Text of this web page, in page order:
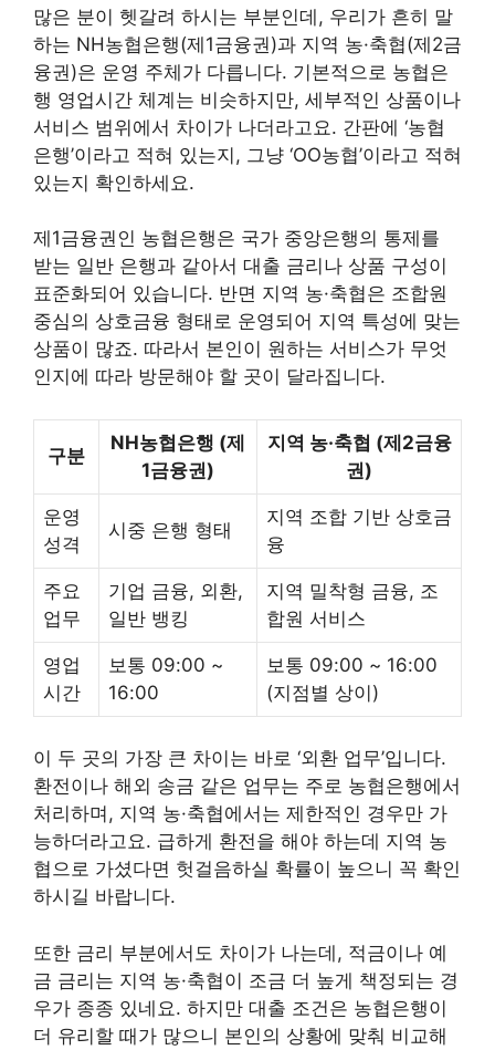
많은 분이 헷갈려 하시는 부분인데, 우리가 흔히 말
하는 NH농협은행(제1금융권)과 지역 농·축협(제2금
융권)은 운영 주체가 다릅니다. 기본적으로 농협은
행 영업시간 체계는 비슷하지만, 세부적인 상품이나
서비스 범위에서 차이가 나더라고요. 간판에 ‘농협
은행’이라고 적혀 있는지, 그냥 ‘OO농협’이라고 적혀
있는지 확인하세요.
제1금융권인 농협은행은 국가 중앙은행의 통제를
받는 일반 은행과 같아서 대출 금리나 상품 구성이
표준화되어 있습니다. 반면 지역 농·축협은 조합원
중심의 상호금융 형태로 운영되어 지역 특성에 맞는
상품이 많죠. 따라서 본인이 원하는 서비스가 무엇
인지에 따라 방문해야 할 곳이 달라집니다.
구분
NH농협은행 (제
1금융권)
지역 농·축협 (제2금융
권)
운영
성격
시중 은행 형태
지역 조합 기반 상호금
융
주요
업무
기업 금융, 외환,
일반 뱅킹
지역 밀착형 금융, 조
합원 서비스
영업
시간
보통 09:00 ~
16:00
보통 09:00 ~ 16:00
(지점별 상이)
이 두 곳의 가장 큰 차이는 바로 ‘외환 업무’입니다.
환전이나 해외 송금 같은 업무는 주로 농협은행에서
처리하며, 지역 농·축협에서는 제한적인 경우만 가
능하더라고요. 급하게 환전을 해야 하는데 지역 농
협으로 가셨다면 헛걸음하실 확률이 높으니 꼭 확인
하시길 바랍니다.
또한 금리 부분에서도 차이가 나는데, 적금이나 예
금 금리는 지역 농·축협이 조금 더 높게 책정되는 경
우가 종종 있네요. 하지만 대출 조건은 농협은행이
더 유리할 때가 많으니 본인의 상황에 맞춰 비교해